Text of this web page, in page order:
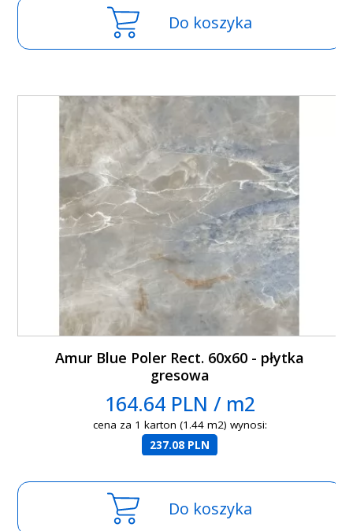
Do koszyka
Amur Blue Poler Rect. 60x60 - płytka
gresowa
164.64 PLN / m2
cena za 1 karton (1.44 m2) wynosi:
237.08 PLN
Do koszyka